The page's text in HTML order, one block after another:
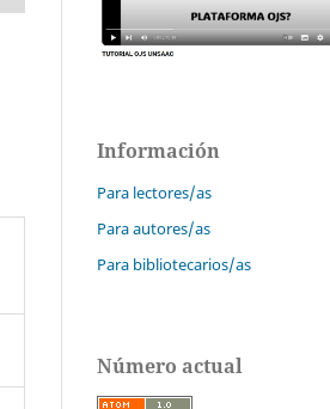
Información
Para lectores/as
Para autores/as
Para bibliotecarios/as
Número actual